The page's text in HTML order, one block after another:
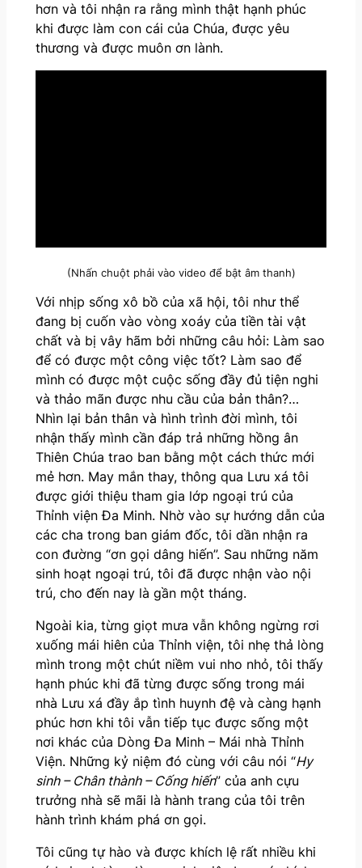
hơn và tôi nhận ra rằng mình thật hạnh phúc
khi được làm con cái của Chúa, được yêu
thương và được muôn ơn lành.
(Nhấn chuột phải vào video để bật âm thanh)
Với nhịp sống xô bồ của xã hội, tôi như thể
đang bị cuốn vào vòng xoáy của tiền tài vật
chất và bị vây hãm bởi những câu hỏi: Làm sao
để có được một công việc tốt? Làm sao để
mình có được một cuộc sống đầy đủ tiện nghi
và thảo mãn được nhu cầu của bản thân?…
Nhìn lại bản thân và hình trình đời mình, tôi
nhận thấy mình cần đáp trả những hồng ân
Thiên Chúa trao ban bằng một cách thức mới
mẻ hơn. May mắn thay, thông qua Lưu xá tôi
được giới thiệu tham gia lớp ngoại trú của
Thỉnh viện Đa Minh. Nhờ vào sự hướng dẫn của
các cha trong ban giám đốc, tôi dần nhận ra
con đường “ơn gọi dâng hiến”. Sau những năm
sinh hoạt ngoại trú, tôi đã được nhận vào nội
trú, cho đến nay là gần một tháng.
Ngoài kia, từng giọt mưa vẫn không ngừng rơi
xuống mái hiên của Thỉnh viện, tôi nhẹ thả lòng
mình trong một chút niềm vui nho nhỏ, tôi thấy
hạnh phúc khi đã từng được sống trong mái
nhà Lưu xá đầy ắp tình huynh đệ và càng hạnh
phúc hơn khi tôi vẫn tiếp tục được sống một
nơi khác của Dòng Đa Minh – Mái nhà Thỉnh
Viện. Những kỷ niệm đó cùng với câu nói “Hy
sinh – Chân thành – Cống hiến” của anh cựu
trưởng nhà sẽ mãi là hành trang của tôi trên
hành trình khám phá ơn gọi.
Tôi cũng tự hào và được khích lệ rất nhiều khi